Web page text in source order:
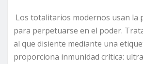
Los totalitarios modernos usan la
para perpetuarse en el poder.
al que disiente mediante una
proporciona inmunidad crítica: